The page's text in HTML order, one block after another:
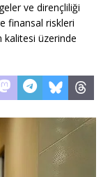
ve dirençliliği
finansal riskleri
kalitesi üzerinde